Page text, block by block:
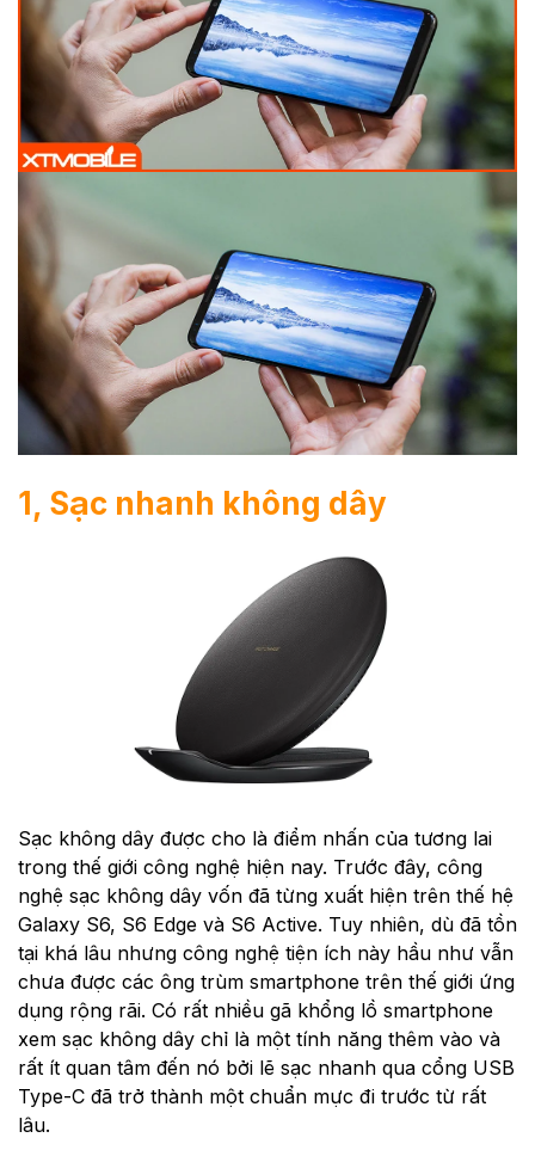
1, Sạc nhanh không dây
Sạc không dây được cho là điểm nhấn của tương lai
trong thế giới công nghệ hiện nay. Trước đây, công
nghệ sạc không dây vốn đã từng xuất hiện trên thế hệ
Galaxy S6, S6 Edge và S6 Active. Tuy nhiên, dù đã tồn
tại khá lâu nhưng công nghệ tiện ích này hầu như vẫn
chưa được các ông trùm smartphone trên thế giới ứng
dụng rộng rãi. Có rất nhiều gã khổng lồ smartphone
xem sạc không dây chỉ là một tính năng thêm vào và
rất ít quan tâm đến nó bởi lẽ sạc nhanh qua cổng USB
Type-C đã trở thành một chuẩn mực đi trước từ rất
lâu.